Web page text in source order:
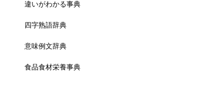
違いがわかる事典
四字熟語辞典
意味例文辞典
食品食材栄養事典